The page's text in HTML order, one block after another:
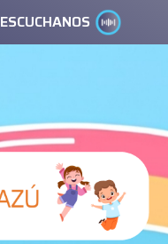
ESCUCHANOS